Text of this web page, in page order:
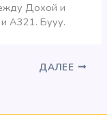
Дохой и
А321. Бууу.
ДАЛЕЕ